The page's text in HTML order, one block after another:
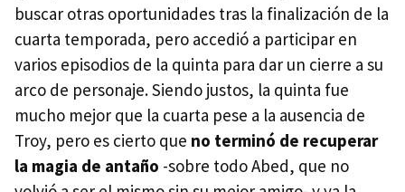
buscar otras oportunidades tras la finalización de la
cuarta temporada, pero accedió a participar en
varios episodios de la quinta para dar un cierre a su
arco de personaje. Siendo justos, la quinta fue
mucho mejor que la cuarta pese a la ausencia de
Troy, pero es cierto que no terminó de recuperar
la magia de antaño -sobre todo Abed, que no